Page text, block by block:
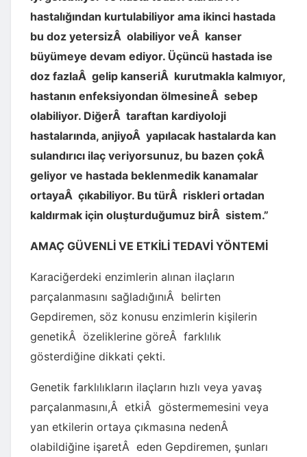
hastalığından kurtulabiliyor ama ikinci hastada
bu doz yetersizÂ olabiliyor veÂ kanser
büyümeye devam ediyor. Üçüncü hastada ise
doz fazlaÂ gelip kanseriÂ kurutmakla kalmıyor,
hastanın enfeksiyondan ölmesineÂ sebep
olabiliyor. DiğerÂ taraftan kardiyoloji
hastalarında, anjiyoÂ yapılacak hastalarda kan
sulandırıcı ilaç veriyorsunuz, bu bazen çokÂ
geliyor ve hastada beklenmedik kanamalar
ortayaÂ çıkabiliyor. Bu türÂ riskleri ortadan
kaldırmak için oluşturduğumuz birÂ sistem.”
AMAÇ GÜVENLİ VE ETKİLİ TEDAVİ YÖNTEMİ
Karaciğerdeki enzimlerin alınan ilaçların
parçalanmasını sağladığınıÂ belirten
Gepdiremen, söz konusu enzimlerin kişilerin
genetikÂ özeliklerine göreÂ farklılık
gösterdiğine dikkati çekti.
Genetik farklılıkların ilaçların hızlı veya yavaş
parçalanmasını,Â etkiÂ göstermemesini veya
yan etkilerin ortaya çıkmasına nedenÂ
olabildiğine işaretÂ eden Gepdiremen, şunları